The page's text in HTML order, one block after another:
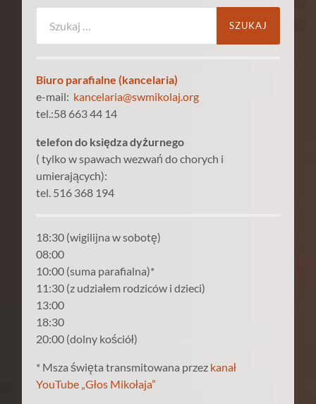
Biuro parafialne (kancelaria)
e-mail: kancelaria@swmikolaj.org
tel.:58 663 44 14
telefon do księdza dyżurnego
( tylko w spawach wezwań do chorych i
umierających):
tel. 516 368 194
18:30 (wigilijna w sobotę)
08:00
10:00 (suma parafialna)*
11:30 (z udziałem rodziców i dzieci)
13:00
18:30
20:00 (dolny kościół)
* Msza święta transmitowana przez kanał
YouTube „Głos Mikołaja”